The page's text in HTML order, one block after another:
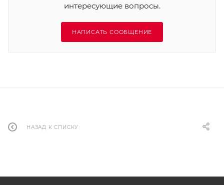
интересующие вопросы.
НАПИСАТЬ СООБЩЕНИЕ
НАЗАД К СПИСКУ